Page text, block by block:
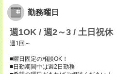
勤務曜日
週1OK / 週2～3 / 土日祝休
週1回～
■曜日固定の相談OK！
■日勤期間中は週2日勤務